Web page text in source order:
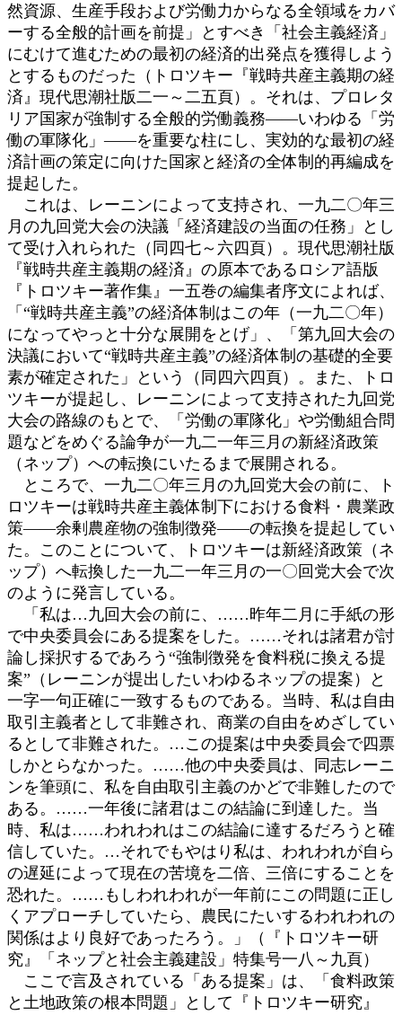
然資源、生産手段および労働力からなる全領域をカバ
ーする全般的計画を前提」とすべき「社会主義経済」
にむけて進むための最初の経済的出発点を獲得しよう
とするものだった（トロツキー『戦時共産主義期の経
済』現代思潮社版二一～二五頁）。それは、プロレタ
リア国家が強制する全般的労働義務――いわゆる「労
働の軍隊化」――を重要な柱にし、実効的な最初の経
済計画の策定に向けた国家と経済の全体制的再編成を
提起した。
これは、レーニンによって支持され、一九二〇年三
月の九回党大会の決議「経済建設の当面の任務」とし
て受け入れられた（同四七～六四頁）。現代思潮社版
『戦時共産主義期の経済』の原本であるロシア語版
『トロツキー著作集』一五巻の編集者序文によれば、
「“戦時共産主義”の経済体制はこの年（一九二〇年）
になってやっと十分な展開をとげ」、「第九回大会の
決議において“戦時共産主義”の経済体制の基礎的全要
素が確定された」という（同四六四頁）。また、トロ
ツキーが提起し、レーニンによって支持された九回党
大会の路線のもとで、「労働の軍隊化」や労働組合問
題などをめぐる論争が一九二一年三月の新経済政策
（ネップ）への転換にいたるまで展開される。
ところで、一九二〇年三月の九回党大会の前に、ト
ロツキーは戦時共産主義体制下における食料・農業政
策――余剰農産物の強制徴発――の転換を提起してい
た。このことについて、トロツキーは新経済政策（ネ
ップ）へ転換した一九二一年三月の一〇回党大会で次
のように発言している。
「私は…九回大会の前に、……昨年二月に手紙の形
で中央委員会にある提案をした。……それは諸君が討
論し採択するであろう“強制徴発を食料税に換える提
案”（レーニンが提出したいわゆるネップの提案）と
一字一句正確に一致するものである。当時、私は自由
取引主義者として非難され、商業の自由をめざしてい
るとして非難された。…この提案は中央委員会で四票
しかとらなかった。……他の中央委員は、同志レーニ
ンを筆頭に、私を自由取引主義のかどで非難したので
ある。……一年後に諸君はこの結論に到達した。当
時、私は……われわれはこの結論に達するだろうと確
信していた。…それでもやはり私は、われわれが自ら
の遅延によって現在の苦境を二倍、三倍にすることを
恐れた。……もしわれわれが一年前にこの問題に正し
くアプローチしていたら、農民にたいするわれわれの
関係はより良好であったろう。」（『トロツキー研
究』「ネップと社会主義建設」特集号一八～九頁）
ここで言及されている「ある提案」は、「食料政策
と土地政策の根本問題」として『トロツキー研究』